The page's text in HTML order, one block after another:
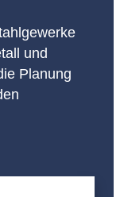
und
Planung